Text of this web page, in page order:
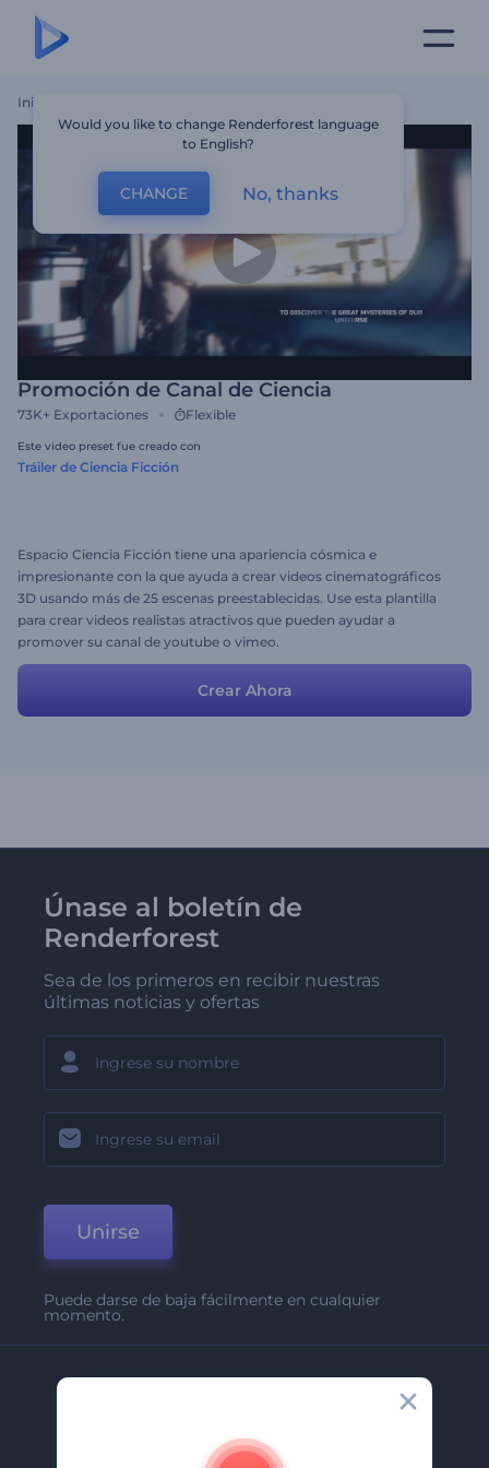
Inicio
Promoción de Canal de Ciencia
73K+ Exportaciones Flexible
Este video preset fue creado con
Tráiler de Ciencia Ficción
Espacio Ciencia Ficción tiene una apariencia cósmica e
impresionante con la que ayuda a crear videos cinematográficos
3D usando más de 25 escenas preestablecidas. Use esta plantilla
para crear videos realistas atractivos que pueden ayudar a
promover su canal de youtube o vimeo.
Crear Ahora
Únase al boletín de
Renderforest
Sea de los primeros en recibir nuestras
últimas noticias y ofertas
Unirse
Puede darse de baja fácilmente en cualquier
momento.
Would you like to change Renderforest language
to English?
CHANGE No, thanks